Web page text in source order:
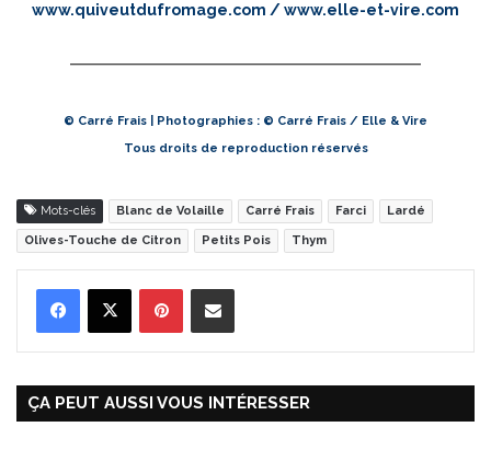
www.quiveutdufromage.com /www.elle-et-vire.com
© Carré Frais | Photographies : © Carré Frais / Elle & Vire
Tous droits de reproduction réservés
Mots-clés Blanc de Volaille Carré Frais Farci Lardé
Olives-Touche de Citron Petits Pois Thym
ÇA PEUT AUSSI VOUS INTÉRESSER